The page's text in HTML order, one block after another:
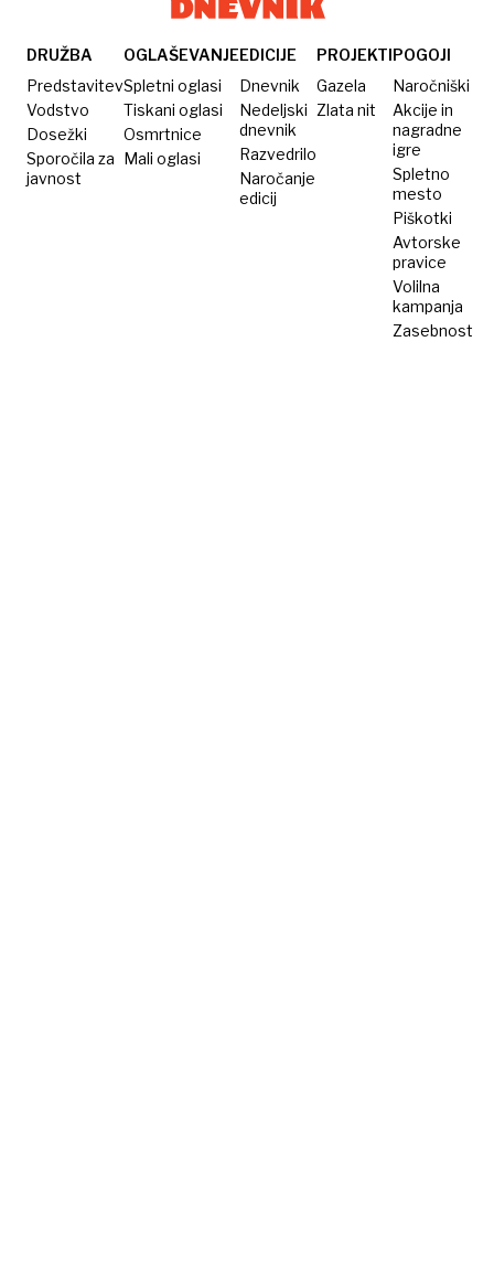
DRUŽBA
Predstavitev
Vodstvo
Dosežki
Sporočila za
javnost
OGLAŠEVANJE
Spletni oglasi
Tiskani oglasi
Osmrtnice
Mali oglasi
EDICIJE
Dnevnik
Nedeljski
dnevnik
Razvedrilo
Naročanje
edicij
PROJEKTI
Gazela
Zlata nit
POGOJI
Naročniški
Akcije in
nagradne
igre
Spletno
mesto
Piškotki
Avtorske
pravice
Volilna
kampanja
Zasebnost